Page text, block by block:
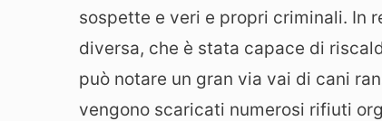
sospette e veri e propri criminali. In
diversa, che è stata capace di
può notare un gran via vai di cani
vengono scaricati numerosi rifiuti